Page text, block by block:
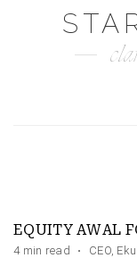
EQUITY AWAL
4 min read · CEO,